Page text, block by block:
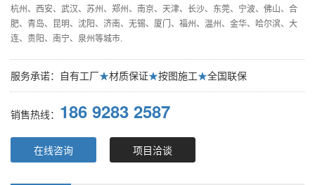
杭州、西安、武汉、苏州、郑州、南京、天津、长沙、东莞、宁波、佛山、合
肥、青岛、昆明、沈阳、济南、无锡、厦门、福州、温州、金华、哈尔滨、大
连、贵阳、南宁、泉州等城市.
服务承诺：自有工厂★材质保证★按图施工★全国联保
销售热线： 186 9283 2587
在线咨询 项目洽谈